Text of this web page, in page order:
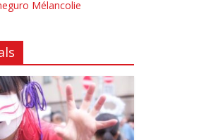
Mélancolie